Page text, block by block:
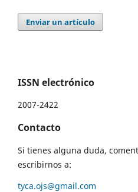
Enviar un artículo
ISSN electrónico
2007-2422
Contacto
Si tienes alguna duda,
escribirnos a:
tyca.ojs@gmail.com